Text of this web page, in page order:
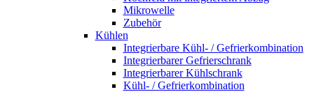
Mikrowelle
Zubehör
Kühlen
Integrierbare Kühl- / Gefrierkombination
Integrierbarer Gefrierschrank
Integrierbarer Kühlschrank
Kühl- / Gefrierkombination